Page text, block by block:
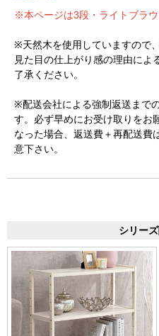
※本ページは3段・ライトブラウ
※天然木を使用していますので
見た目の仕上がり感の理由によ
了承ください。
※配送会社による強制返送まで
す。必ず早めにお受け取りをお
なった場合、返送費＋再配送費
意下さい。
シリー